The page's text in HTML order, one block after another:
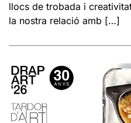
llocs de trobada i
la nostra relació amb […]